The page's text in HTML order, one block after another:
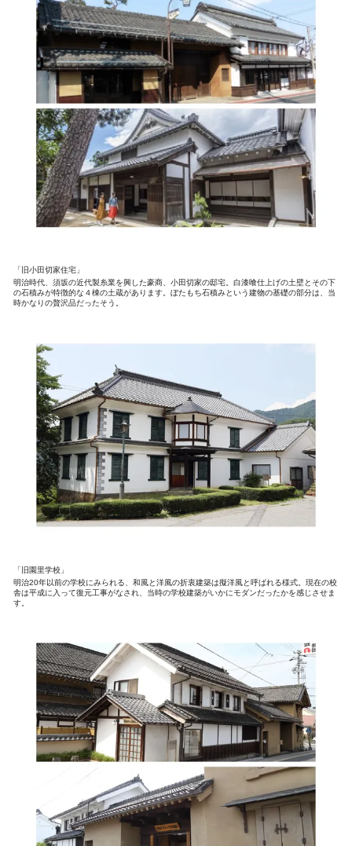
「旧小田切家住宅」
明治時代、須坂の近代製糸業を興した豪商、小田切家の邸宅。白漆喰仕上げの土壁とその下
の石積みが特徴的な４棟の土蔵があります。ぼたもち石積みという建物の基礎の部分は、当
時かなりの贅沢品だったそう。
「旧園里学校」
明治20年以前の学校にみられる、和風と洋風の折衷建築は擬洋風と呼ばれる様式。現在の校
舎は平成に入って復元工事がなされ、当時の学校建築がいかにモダンだったかを感じさせま
す。